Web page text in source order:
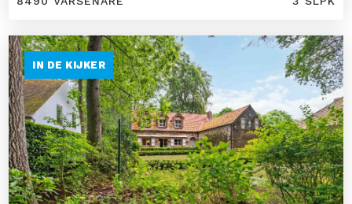
IN DE KIJKER